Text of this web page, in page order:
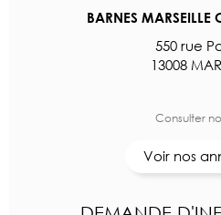
BARNES MARSEILLE
550 rue
13008
Consulter
Voir nos